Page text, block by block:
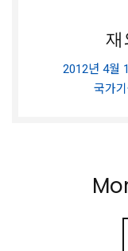
재
2012년 4월
국가